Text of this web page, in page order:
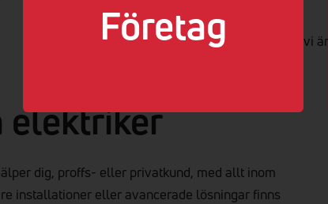
Företag
Så länge det handlar om el kan vi säga att vi
elektriker
dig, proffs- eller privatkund, med allt inom
installationer eller avancerade lösningar finns